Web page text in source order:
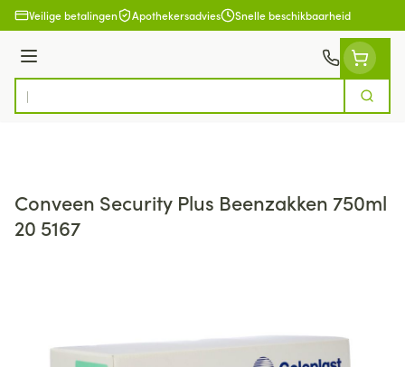
Ga naar de inhoud
Veilige betalingen Apothekersadvies Snelle beschikbaarheid
Menu
Product, merk, categorie...
Zoek
Conveen Security Plus Beenzakken 750ml
20 5167